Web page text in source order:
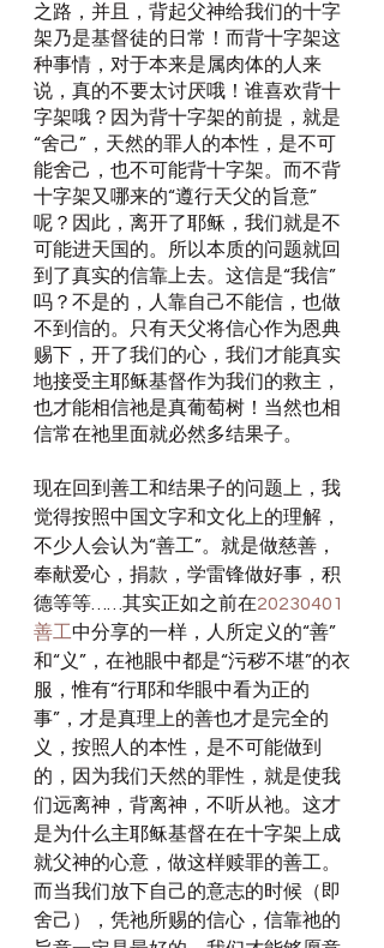
之路，并且，背起父神给我们的十字
架乃是基督徒的日常！而背十字架这
种事情，对于本来是属肉体的人来
说，真的不要太讨厌哦！谁喜欢背十
字架哦？因为背十字架的前提，就是
“舍己”，天然的罪人的本性，是不可
能舍己，也不可能背十字架。而不背
十字架又哪来的“遵行天父的旨意”
呢？因此，离开了耶稣，我们就是不
可能进天国的。所以本质的问题就回
到了真实的信靠上去。这信是“我信”
吗？不是的，人靠自己不能信，也做
不到信的。只有天父将信心作为恩典
赐下，开了我们的心，我们才能真实
地接受主耶稣基督作为我们的救主，
也才能相信祂是真葡萄树！当然也相
信常在祂里面就必然多结果子。
现在回到善工和结果子的问题上，我
觉得按照中国文字和文化上的理解，
不少人会认为“善工”。就是做慈善，
奉献爱心，捐款，学雷锋做好事，积
德等等……其实正如之前在20230401
善工 中分享的一样，人所定义的“善”
和“义”，在祂眼中都是“污秽不堪”的衣
服，惟有“行耶和华眼中看为正的
事”，才是真理上的善也才是完全的
义，按照人的本性，是不可能做到
的，因为我们天然的罪性，就是使我
们远离神，背离神，不听从祂。这才
是为什么主耶稣基督在在十字架上成
就父神的心意，做这样赎罪的善工。
而当我们放下自己的意志的时候（即
舍己），凭祂所赐的信心，信靠祂的